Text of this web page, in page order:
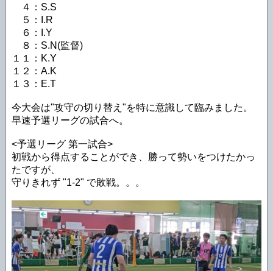
４：S.S
５：I.R
６：I.Y
８：S.N(監督)
１１：K.Y
１２：A.K
１３：E.T
今大会は"攻守の切り替え"を特に意識して臨みました。
早速予選リーグの試合へ。
<予選リーグ 第一試合>
初戦から得点することができ、勝って勢いをつけたかっ
たですが、
守りきれず "1-2" で敗戦。。。